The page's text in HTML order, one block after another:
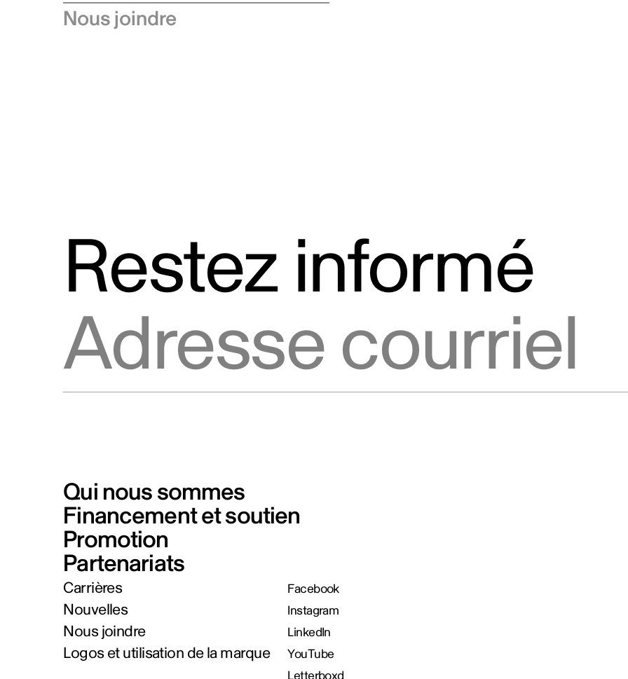
Communiqués de presse
Nous joindre
Restez informé
Qui nous sommes
Financement et soutien
Promotion
Partenariats
Carrières
Nouvelles
Nous joindre
Logos et utilisation de la marque
Facebook
Instagram
LinkedIn
YouTube
Letterboxd